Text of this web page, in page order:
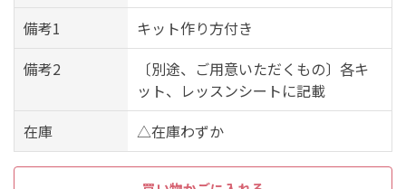
備考1
キット作り方付き
備考2
〔別途、ご用意いただくもの〕各キ
ット、レッスンシートに記載
在庫
△在庫わずか